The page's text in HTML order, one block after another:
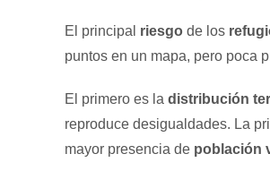
El principal riesgo de los
puntos en un mapa, pero poca
El primero es la distribución
reproduce desigualdades. La
mayor presencia de población